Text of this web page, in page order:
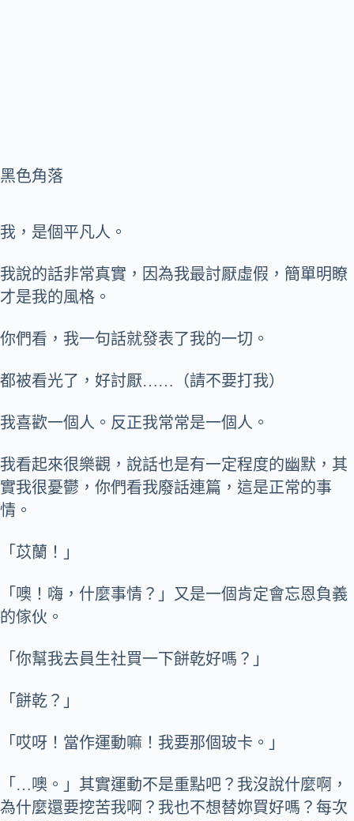
黑色角落
我，是個平凡人。
我說的話非常真實，因為我最討厭虛假，簡單明瞭
才是我的風格。
你們看，我一句話就發表了我的一切。
都被看光了，好討厭……（請不要打我）
我喜歡一個人。反正我常常是一個人。
我看起來很樂觀，說話也是有一定程度的幽默，其
實我很憂鬱，你們看我廢話連篇，這是正常的事
情。
「苡蘭！」
「噢！嗨，什麼事情？」又是一個肯定會忘恩負義
的傢伙。
「你幫我去員生社買一下餅乾好嗎？」
「餅乾？」
「哎呀！當作運動嘛！我要那個玻卡。」
「…噢。」其實運動不是重點吧？我沒說什麼啊，
為什麼還要挖苦我啊？我也不想替妳買好嗎？每次